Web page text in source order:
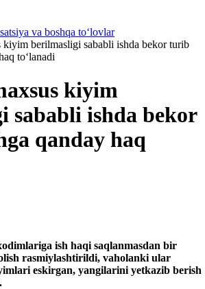
va boshqa toʻlovlar
kiyim berilmasligi sababli ishda bekor turib
toʻlanadi
kiyim
sababli ishda bekor
qanday haq
ish haqi saqlanmasdan bir
rasmiylashtirildi, vaholanki ular
eskirgan, yangilarini yetkazib berish
.